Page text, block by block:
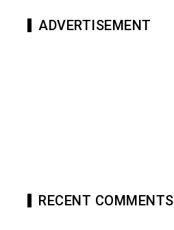
ADVERTISEMENT
RECENT COMMENTS